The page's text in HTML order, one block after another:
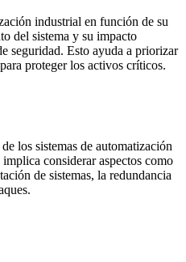
industrial en función de su
del sistema y su impacto
seguridad. Esto ayuda a priorizar
proteger los activos críticos.
los sistemas de automatización
considerar aspectos como
de sistemas, la redundancia